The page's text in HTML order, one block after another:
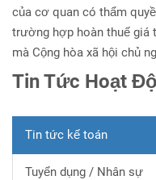
của cơ quan có thẩm
trường hợp hoàn thuế giá
mà Cộng hòa xã hội chủ
Tin Tức Hoạt
Tin tức kế toán
Tuyển dụng / Nhân sự